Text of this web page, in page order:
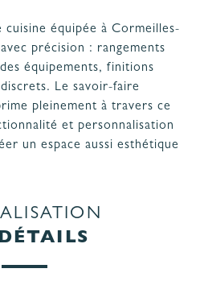
équipée à Cormeilles-
précision : rangements
équipements, finitions
Le savoir-faire
pleinement à travers ce
et personnalisation
un espace aussi esthétique